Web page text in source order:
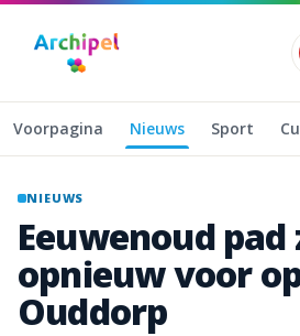
Naar hoofdinhoud
Voorpagina Nieuws Sport
NIEUWS
Eeuwenoud pad
opnieuwvoor
Ouddorp